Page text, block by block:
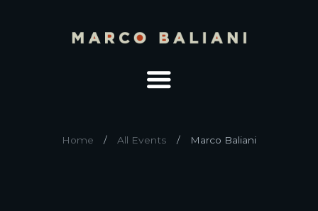
Home All Events Marco Baliani